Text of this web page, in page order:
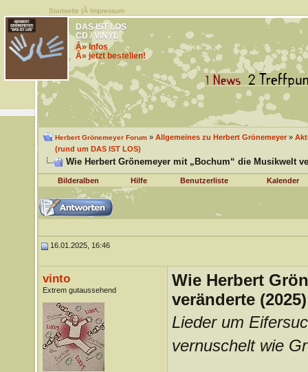
Startseite |Â Impressum
DAS IST LOS
CD / VINYL
Â» Infos
Â» jetzt bestellen!
Herbert Grönemeyer Forum» Allgemeines zu Herbert Grönemeyer»
(rund um DAS IST LOS)
Wie Herbert Grönemeyer mit „Bochum“ die Musikwelt
Bilderalben Hilfe Benutzerliste Kalender
16.01.2025, 16:46
vinto
Extrem gutaussehend
Wie Herbert
veränderte (2025)
Lieder um
vernuschelt wie